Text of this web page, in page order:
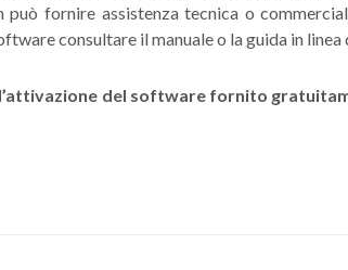
può fornire assistenza tecnica o
consultare il manuale o la guida in
del software fornito